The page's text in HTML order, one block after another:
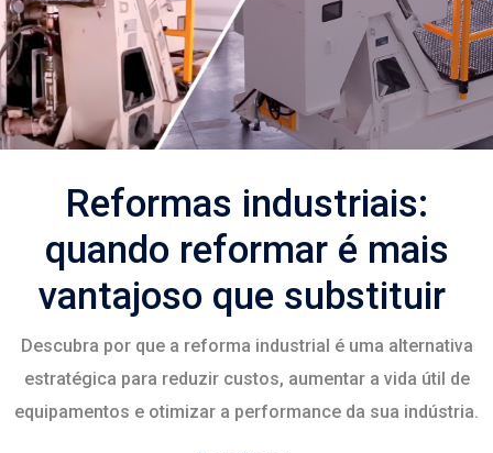
Reformas industriais:
quando reformar é mais
vantajoso que substituir
Descubra por que a reforma industrial é uma alternativa
estratégica para reduzir custos, aumentar a vida útil de
equipamentos e otimizar a performance da sua indústria.